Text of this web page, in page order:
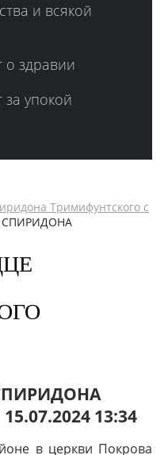
и всякой
о здравии
за упокой
Тримифунтского с
15.07.2024 13:34
в церкви Покрова